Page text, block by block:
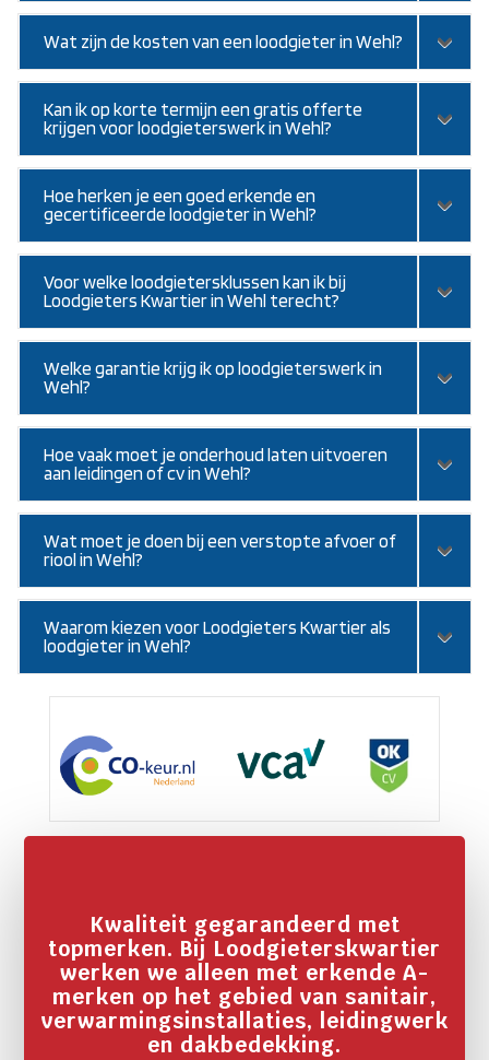
Wat zijn de kosten van een loodgieter in Wehl?
Kan ik op korte termijn een gratis offerte
krijgen voor loodgieterswerk in Wehl?
Hoe herken je een goed erkende en
gecertificeerde loodgieter in Wehl?
Voor welke loodgietersklussen kan ik bij
Loodgieters Kwartier in Wehl terecht?
Welke garantie krijg ik op loodgieterswerk in
Wehl?
Hoe vaak moet je onderhoud laten uitvoeren
aan leidingen of cv in Wehl?
Wat moet je doen bij een verstopte afvoer of
riool in Wehl?
Waarom kiezen voor Loodgieters Kwartier als
loodgieter in Wehl?
Kwaliteit gegarandeerd met
topmerken. Bij Loodgieterskwartier
werken we alleen met erkende A-
merken op het gebied van sanitair,
verwarmingsinstallaties, leidingwerk
en dakbedekking.